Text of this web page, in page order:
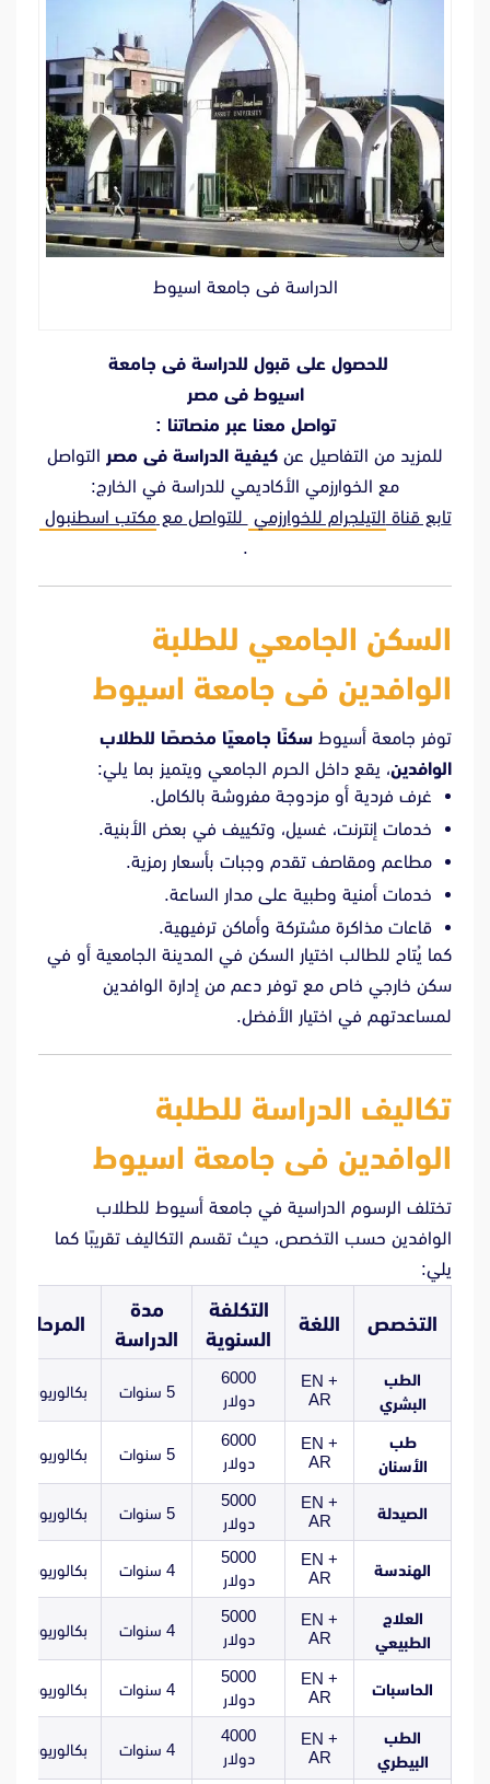
الدراسة فى جامعة اسيوط
للحصول على قبول للدراسة فى جامعة
اسيوط فى مصر
تواصل معنا عبر منصاتنا :
للمزيد من التفاصيل عن كيفية الدراسة فى مصر التواصل
مع الخوارزمي الأكاديمي للدراسة في الخارج:
تابع قناة التيلجرام للخوارزمي للتواصل معمكتب اسطنبول
.
السكن الجامعي للطلبة
الوافدين فى جامعة اسيوط
توفر جامعة أسيوط سكنًا جامعيًا مخصصًا للطلاب
الوافدين، يقع داخل الحرم الجامعي ويتميز بما يلي:
غرف فردية أو مزدوجة مفروشة بالكامل.
خدمات إنترنت، غسيل، وتكييف في بعض الأبنية.
مطاعم ومقاصف تقدم وجبات بأسعار رمزية.
خدمات أمنية وطبية على مدار الساعة.
قاعات مذاكرة مشتركة وأماكن ترفيهية.
كما يُتاح للطالب اختيار السكن في المدينة الجامعية أو في
سكن خارجي خاص مع توفر دعم من إدارة الوافدين
لمساعدتهم في اختيار الأفضل.
تكاليف الدراسة للطلبة
الوافدين فى جامعة اسيوط
تختلف الرسوم الدراسية في جامعة أسيوط للطلاب
الوافدين حسب التخصص، حيث تقسم التكاليف تقريبًا كما
يلي:
التخصص اللغة
التكلفة
السنوية
مدة
الدراسة
المرحلة
الطب
البشري
EN +
AR
6000
دولار
5 سنوات بكالوريوس
طب
الأسنان
EN +
AR
6000
دولار
5 سنوات بكالوريوس
الصيدلة
EN +
AR
5000
دولار
5 سنوات بكالوريوس
الهندسة
EN +
AR
5000
دولار
4 سنوات بكالوريوس
العلاج
الطبيعي
EN +
AR
5000
دولار
4 سنوات بكالوريوس
الحاسبات
EN +
AR
5000
دولار
4 سنوات بكالوريوس
الطب
البيطري
EN +
AR
4000
دولار
4 سنوات بكالوريوس